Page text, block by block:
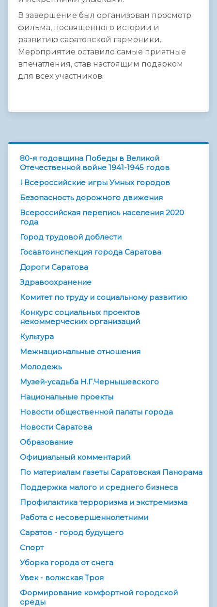
В завершение был организован просмотр
фильма, посвященного истории и
развитию саратовской гармоники.
Мероприятие оставило самые приятные
впечатления, став настоящим подарком
для всех участников.
80-я годовщина Победы в Великой
Отечественной войне 1941-1945 годов
I Всероссийские игры Умных городов
Безопасность дорожного движения
Всероссийская перепись населения 2020
года
Город трудовой доблести
Госавтоинспекция города Саратова
Дороги Саратова
Здравоохранение
Комитет по труду и социальному развитию
Конкурс социальных проектов
некоммерческих организаций
Культура
Межнациональные отношения
Молодежь
Музей-усадьба Н.Г.Чернышевского
Национальные проекты
Новости общественной палаты города
Новости Саратова
Образование
Официальный комментарий
По материалам газеты Саратовская Панорама
Поддержка малого и среднего бизнеса
Профилактика терроризма и экстремизма
Работа с несовершеннолетними
Саратов - город будущего
Спорт
Уборка города от снега
Увек - волжская Троя
Формирование комфортной городской
среды